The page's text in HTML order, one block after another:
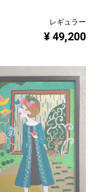
レギュラー
¥ 49,200